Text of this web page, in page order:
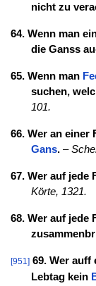
nicht zu
64. Wenn man
die Ganss
65. Wenn man
suchen,
101.
66. Wer an einer
Gans.–
67. Wer auf jede
Körte, 1321.
68. Wer auf jede
[951]69. Wer auff
Lebtag kein